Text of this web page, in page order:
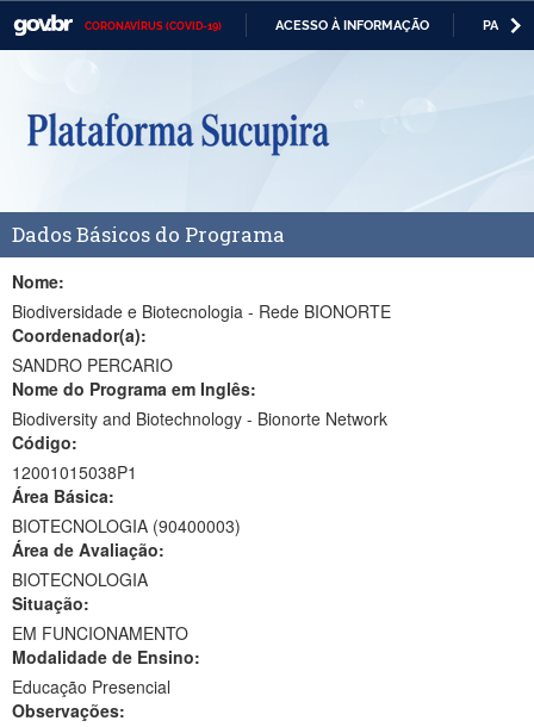
CORONAVÍRUS (COVID-19) ACESSO À INFORMAÇÃO
Casa Civil
Ministério da Defesa
Ministério da Economia
Ministério da Infraestrutura
Ministério da Agricultura, Pecuária e Abastecimento
Ministério da Educação
Ministério da Cidadania
Ministério da Saúde
Ministério da Ciência, Tecnologia, Inovações e Comunicações
Ministério do Meio Ambiente
Ministério do Turismo
Ministério do Desenvolvimento Regional
Dados Básicos do Programa
Nome:
Biodiversidade e Biotecnologia - Rede BIONORTE
Coordenador(a):
SANDRO PERCARIO
Nome do Programa em Inglês:
Biodiversity and Biotechnology - Bionorte Network
Código:
12001015038P1
Área Básica:
BIOTECNOLOGIA (90400003)
Área de Avaliação:
BIOTECNOLOGIA
Situação:
EM FUNCIONAMENTO
Modalidade de Ensino:
Educação Presencial
Observações: